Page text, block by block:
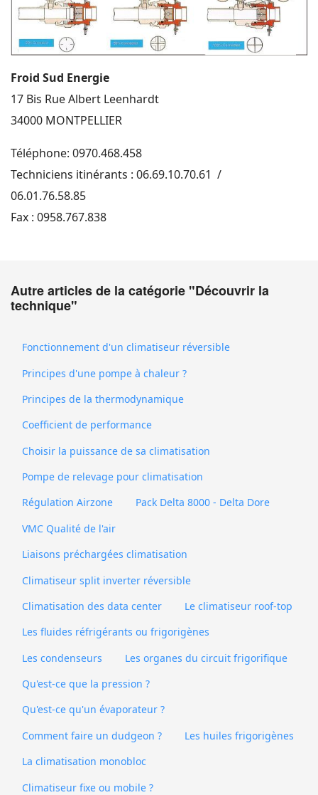
Froid Sud Energie
17 Bis Rue Albert Leenhardt
34000 MONTPELLIER
Téléphone: 0970.468.458
Techniciens itinérants : 06.69.10.70.61 /
06.01.76.58.85
Fax : 0958.767.838
Autre articles de la catégorie "Découvrir la
technique"
Fonctionnement d'un climatiseur réversible
Principes d'une pompe à chaleur ?
Principes de la thermodynamique
Coefficient de performance
Choisir la puissance de sa climatisation
Pompe de relevage pour climatisation
Régulation Airzone
Pack Delta 8000 - Delta Dore
VMC Qualité de l'air
Liaisons préchargées climatisation
Climatiseur split inverter réversible
Climatisation des data center
Le climatiseur roof-top
Les fluides réfrigérants ou frigorigènes
Les condenseurs
Les organes du circuit frigorifique
Qu'est-ce que la pression ?
Qu'est-ce qu'un évaporateur ?
Comment faire un dudgeon ?
Les huiles frigorigènes
La climatisation monobloc
Climatiseur fixe ou mobile ?